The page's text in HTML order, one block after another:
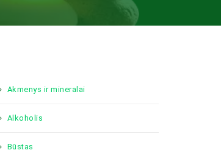
Akmenys ir mineralai
Alkoholis
Būstas